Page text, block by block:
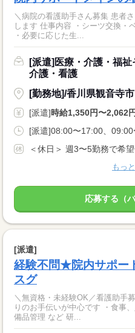
＼病院の看護助手さん募集 患者
します 仕事内容 ・シーツ交換・
・必要に応じた生...
[派遣]医療・介護・福
介護・看護
[勤務地]/香川県観音寺
[派遣]時給1,350円〜2,062円
[派遣]08:00〜17:00、
＜休日＞ 週3〜5勤務で希
もっ
応募する（
[派遣]
経験不問★院内サポー
スグ
＼無資格・未経験OK／看護助手
りのお手伝いが中心です ・食事
備品管理 など 研...